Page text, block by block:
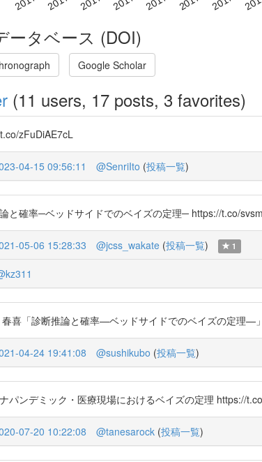
ータベース (DOI)
Google Scholar
(11 users, 17 posts, 3 favorites)
zFuDiAE7cL
04-15 09:56:11 @SenriIto (投稿一覧)
と確率─ベッドサイドでのベイズの定理─ https://t.co/
05-06 15:28:33 @jcss_wakate (投稿一覧) 1
喜「診断推論と確率—ベッドサイドでのベイズの定理—
04-24 19:41:08 @sushikubo (投稿一覧)
パンデミック・医療現場におけるベイズの定理 https://
07-20 10:22:08 @tanesarock (投稿一覧)